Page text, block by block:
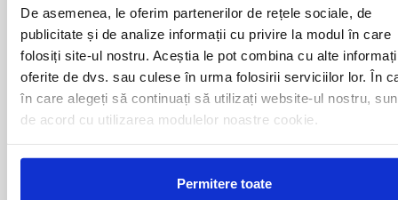
De asemenea, le oferim partenerilor de rețele sociale, de
publicitate și de analize informații cu privire la modul în care
folosiți site-ul nostru. Aceștia le pot combina cu alte
oferite de dvs. sau culese în urma folosirii serviciilor lor. În
în care alegeți să continuați să utilizați website-ul nostru,
de acord cu utilizarea modulelor noastre cookie.
Permitere toate
ANTWERPEN BRUXELLES
Curse din Romania catre BELGIA:
ACAS
LUGOJ
MEDGIDIA